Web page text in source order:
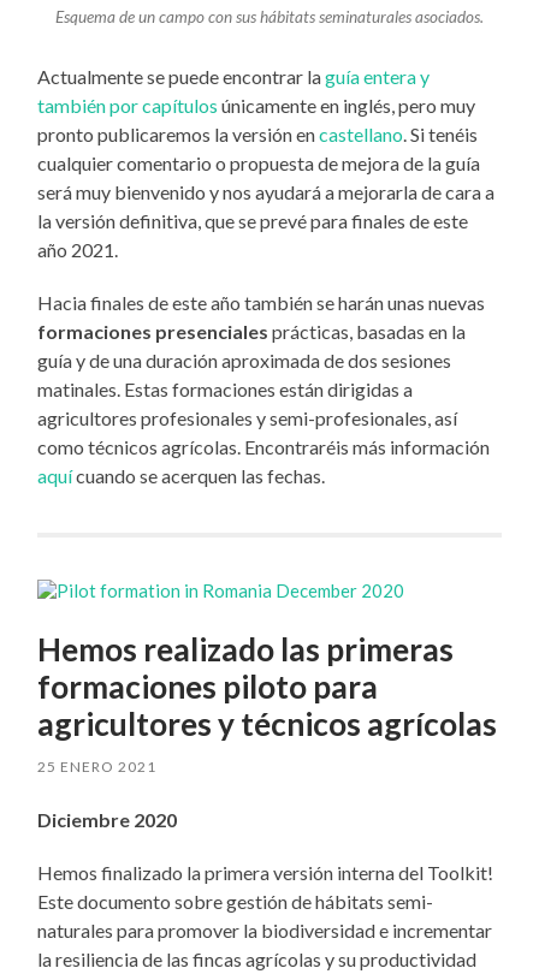
Esquema de un campo con sus hábitats seminaturales asociados.
Actualmente se puede encontrar laguía entera y
también por capítulos únicamente en inglés, pero muy
pronto publicaremos la versión encastellano . Si tenéis
cualquier comentario o propuesta de mejora de la guía
será muy bienvenido y nos ayudará a mejorarla de cara a
la versión definitiva, que se prevé para finales de este
año 2021.
Hacia finales de este año también se harán unas nuevas
formaciones presenciales prácticas, basadas en la
guía y de una duración aproximada de dos sesiones
matinales. Estas formaciones están dirigidas a
agricultores profesionales y semi-profesionales, así
como técnicos agrícolas. Encontraréis más información
aquícuando se acerquen las fechas.
Hemos realizado las primeras
formaciones piloto para
agricultores y técnicos agrícolas
25 ENERO 2021
Diciembre 2020
Hemos finalizado la primera versión interna del Toolkit!
Este documento sobre gestión de hábitats semi-
naturales para promover la biodiversidad e incrementar
la resiliencia de las fincas agrícolas y su productividad